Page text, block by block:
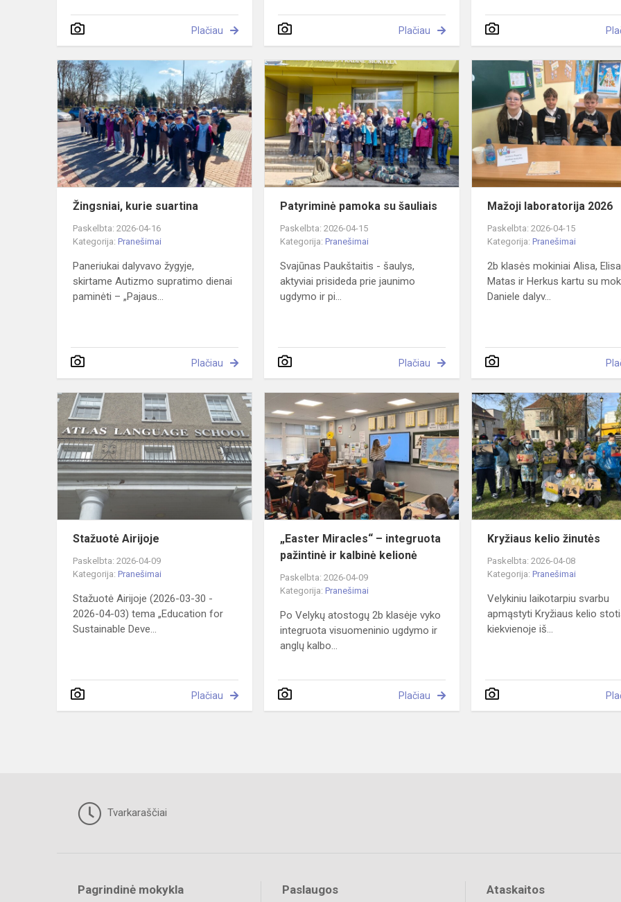
Plačiau Plačiau
Žingsniai,
kurie
suartina
Žingsniai, kurie suartina
Paskelbta: 2026-04-16
Kategorija: Pranešimai
Paneriukai dalyvavo žygyje,
skirtame Autizmo supratimo dienai
paminėti – „Pajaus...
Plačiau
pamoka
šauliais
Patyriminė pamoka su šauliais
Paskelbta: 2026-04-15
Kategorija:Pranešimai
Svajūnas Paukštaitis - šaulys,
aktyviai prisideda prie jaunimo
ugdymo ir pi...
Plačiau
Mažoji laboratorija 2026
Paskelbta: 2026-04-15
Kategorija:Pranešimai
2b klasės mokiniai Alisa,
Matas ir Herkus kartu su
Daniele dalyv...
Stažuotė
Airijoje
Stažuotė Airijoje
Paskelbta: 2026-04-09
Kategorija: Pranešimai
Stažuotė Airijoje (2026-03-30 -
2026-04-03) tema „Education for
Sustainable Deve...
Plačiau
„Easter
Miracles“
–
integruota
pažintinė
ir
kalbinė
kelionė
„Easter Miracles“ – integruota
pažintinė ir kalbinė kelionė
Paskelbta: 2026-04-09
Kategorija:Pranešimai
Po Velykų atostogų 2b klasėje vyko
integruota visuomeninio ugdymo ir
anglų kalbo...
Plačiau
Kryžiaus kelio žinutės
Paskelbta: 2026-04-08
Kategorija:Pranešimai
Velykiniu laikotarpiu svarbu
apmąstyti Kryžiaus kelio
kiekvienoje iš...
Tvarkaraščiai
Pagrindinė mokykla Paslaugos Ataskaitos